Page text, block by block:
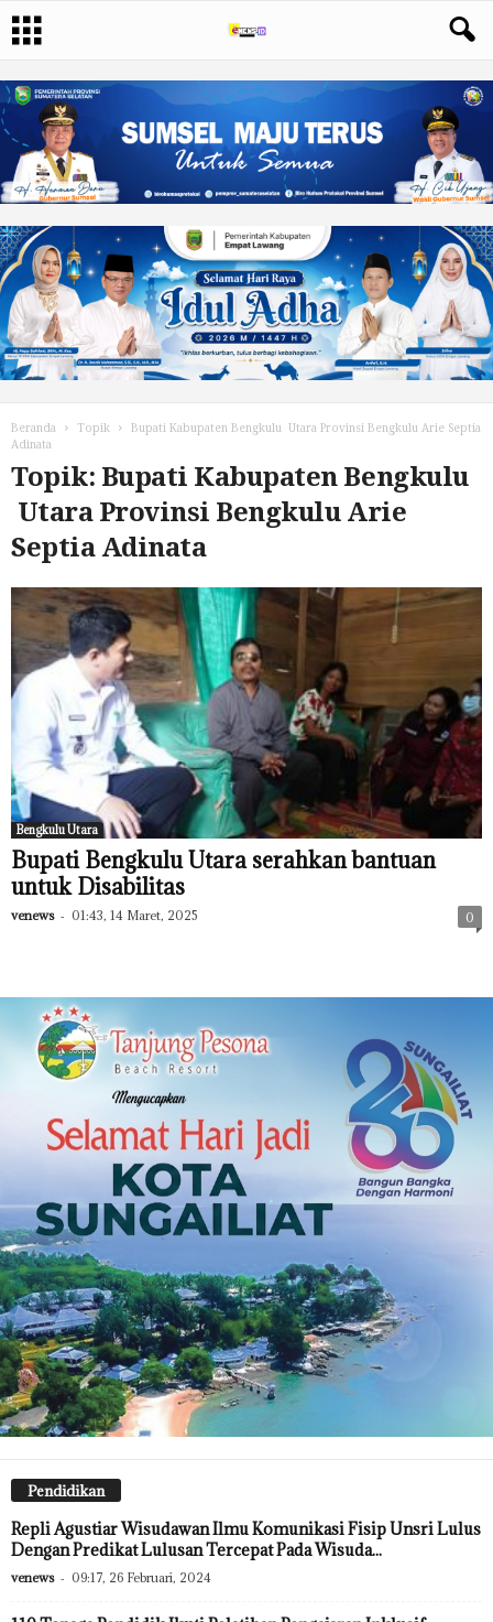
Beranda Topik
Bupati Kabupaten Bengkulu Utara Provinsi Bengkulu Arie Septia
Adinata
Topik: Bupati Kabupaten Bengkulu
Utara Provinsi Bengkulu Arie
Septia Adinata
Bengkulu Utara
Bupati Bengkulu Utara serahkan bantuan
untuk Disabilitas
venews - 01:43, 14 Maret, 2025 0
Pendidikan
Repli Agustiar Wisudawan Ilmu Komunikasi Fisip Unsri Lulus
Dengan Predikat Lulusan Tercepat Pada Wisuda...
venews - 09:17, 26 Februari, 2024